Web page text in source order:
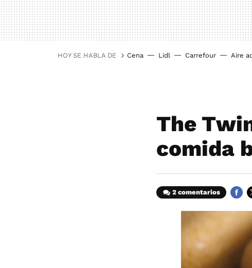
HOY SE HABLA DE Cena Lidl Carrefour Aire
The
comida
2 comentarios